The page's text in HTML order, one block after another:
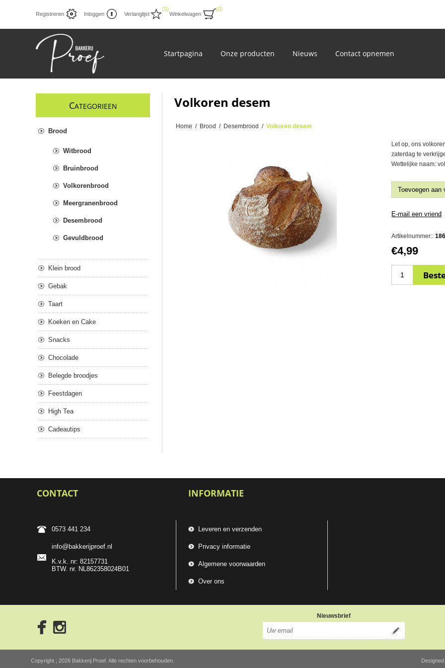
Registreren Inloggen Verlanglijst
(0)
Winkelwagen
(0)
Startpagina Onze producten Nieuws Contact opnemen
Volkoren desem
Home / Brood / Desembrood / Volkoren desem
Let op, ons
zaterdag te
Wettelijke naam:
Artikelnummer::
€4,99
CATEGORIEEN
Brood
Witbrood
Bruinbrood
Volkorenbrood
Meergranenbrood
Desembrood
Gevuldbrood
Klein brood
Gebak
Taart
Koeken en Cake
Snacks
Chocolade
Belegde broodjes
Feestdagen
High Tea
Cadeautips
CONTACT
0573 441 234
info@bakkerijproef.nl
K.v.k. nr: 82157731
BTW. nr. NL862358024B01
INFORMATIE
Leveren en verzenden
Privacy informatie
Algemene voorwaarden
Over ons
Nieuwsbrief
Copyright ; 2026 Bakkerij Proef. Alle rechten voorbehouden.